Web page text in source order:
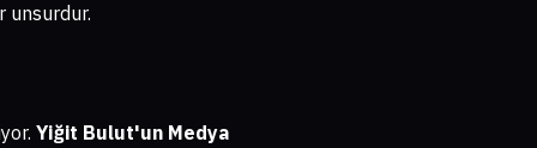
unsurdur.
Yiğit Bulut'un Medya